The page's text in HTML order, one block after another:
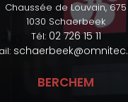
Chaussée de Louvain, 675
1030 Schaerbeek
Tél: 02 726 15 11
BERCHEM